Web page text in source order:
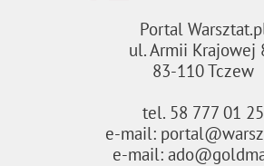
Portal
ul. Armii Krajowej
83-110 Tczew
tel. 58 777 01 25
e-mail:
e-mail: